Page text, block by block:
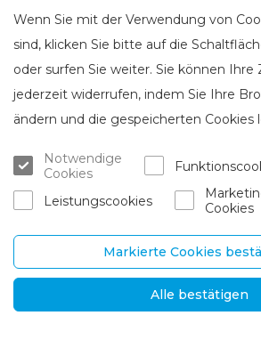
Über Brasta Glass
Über uns
Karriere
Ansprechpartner
n
H.G.F.
UAB „Brasta Glass“
Palemono str. 7B,
Wenn Sie mit der Verwendung von
sind, klicken Sie bitte auf die
oder surfen Sie weiter. Sie können
jederzeit widerrufen, indem Sie Ihre
ändern und die gespeicherten Cookies
Notwendige
Cookies
Leistungscookies
Cookies
Markierte Cookies
Alle bestätigen